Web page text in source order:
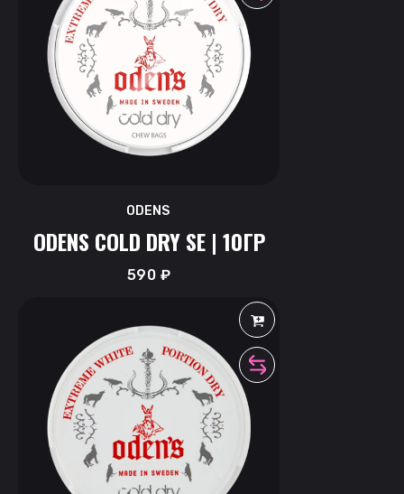
ODENS
ODENS COLD DRY SE | 10ГР
590 ₽